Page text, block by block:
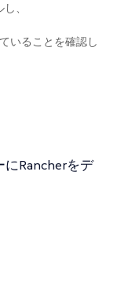
、
いることを確認し
Rancherをデ